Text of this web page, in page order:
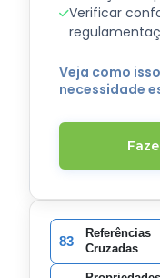
Verificar
Veja como
necessidade
83
Referências
Cruzadas